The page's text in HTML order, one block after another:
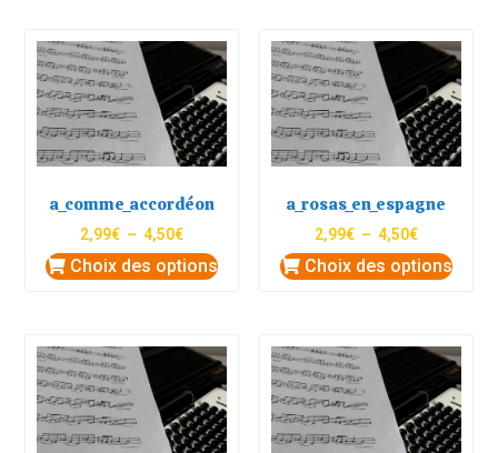
a_comme_accordéon
2,99€ – 4,50€
Choix des options
a_rosas_en_espagne
2,99€ – 4,50€
Choix des options